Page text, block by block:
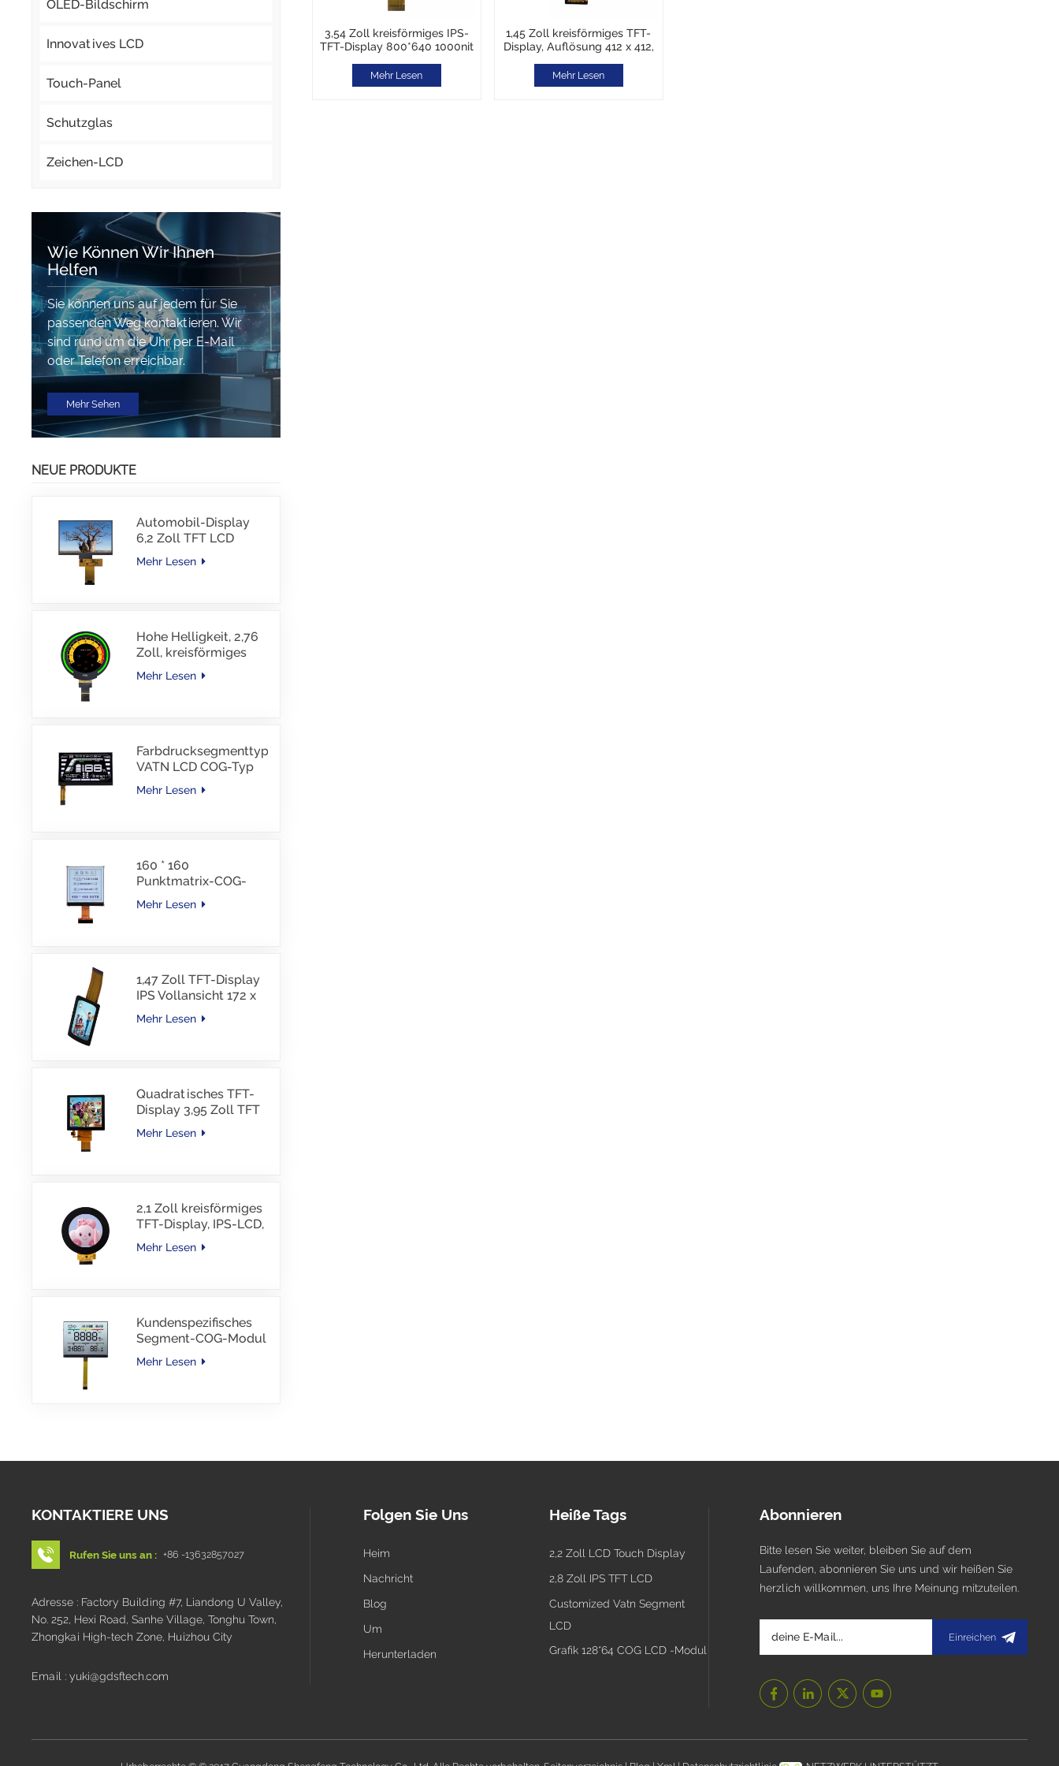
OLED-Bildschirm
Innovatives LCD
Touch-Panel
Schutzglas
Zeichen-LCD
Wie Können Wir Ihnen
Helfen
Sie können uns auf jedem für Sie
passenden Weg kontaktieren. Wir
sind rund um die Uhr per E-Mail
oder Telefon erreichbar.
Mehr Sehen
NEUE PRODUKTE
Automobil-Display
6,2 Zoll TFT LCD
1024*600 IPS TFT-
Schnittstellentreiber-
Mehr Lesen
Hohe Helligkeit, 2,76
Zoll, kreisförmiges
TFT-Display, 480 x
480 Auflösung, 1000
Mehr Lesen
Farbdrucksegmenttyp
VATN LCD COG-Typ
LCD mit IIC-
Schnittstelle für E-
Mehr Lesen
160 * 160
Punktmatrix-COG-
LCD-Modul FSTN LCD
China Lieferant
Mehr Lesen
1,47 Zoll TFT-Display
IPS Vollansicht 172 x
320 Auflösung
Bildschirm
Mehr Lesen
Quadratisches TFT-
Display 3,95 Zoll TFT
LCD 480*480 40PINS
RGB-Schnittstelle
Mehr Lesen
2,1 Zoll kreisförmiges
TFT-Display, IPS-LCD,
RGB-Schnittstelle
Mehr Lesen
Kundenspezifisches
Segment-COG-Modul
TN-LCD mit
Farbdruck
Mehr Lesen
3,54 Zoll kreisförmiges IPS-
TFT-Display 800*640 1000nit
Schnittstelle LCD-
Armaturenbrett für
Mehr Lesen
1,45 Zoll kreisförmiges TFT-
Display, Auflösung 412 x 412,
SPI-Schnittstelle
Mehr Lesen
KONTAKTIERE UNS
Rufen Sie uns an : +86 -13632857027
Adresse : Factory Building #7, Liandong U Valley,
No. 252, Hexi Road, Sanhe Village, Tonghu Town,
Zhongkai High-tech Zone, Huizhou City
Email : yuki@gdsftech.com
Folgen Sie Uns
Heim
Nachricht
Blog
Um
Herunterladen
Heiße Tags
2,2 Zoll LCD Touch Display
2,8 Zoll IPS TFT LCD
Customized Vatn Segment
LCD
Grafik 128*64 COG LCD -Modul
Abonnieren
Bitte lesen Sie weiter, bleiben Sie auf dem
Laufenden, abonnieren Sie uns und wir heißen Sie
herzlich willkommen, uns Ihre Meinung mitzuteilen.
Einreichen